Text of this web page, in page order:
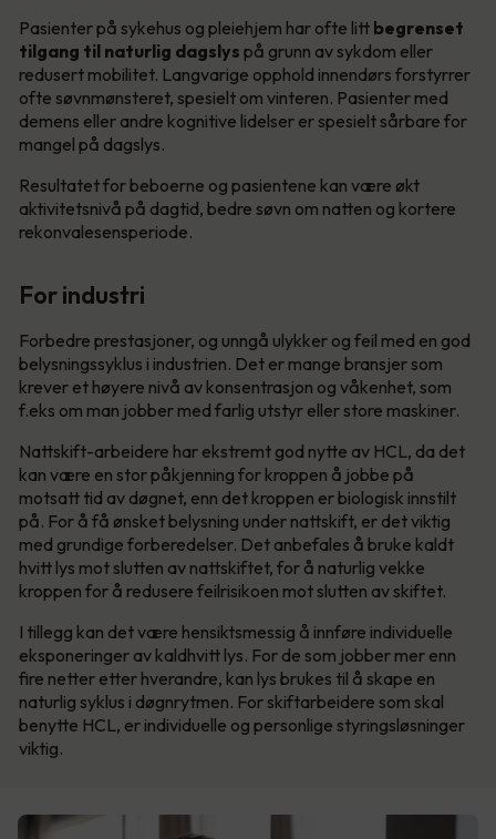
Pasienter på sykehus og pleiehjem har ofte litt begrenset
tilgang til naturlig dagslys på grunn av sykdom eller
redusert mobilitet. Langvarige opphold innendørs forstyrrer
ofte søvnmønsteret, spesielt om vinteren. Pasienter med
demens eller andre kognitive lidelser er spesielt sårbare for
mangel på dagslys.
Resultatet for beboerne og pasientene kan være økt
aktivitetsnivå på dagtid, bedre søvn om natten og kortere
rekonvalesensperiode.
For industri
Forbedre prestasjoner, og unngå ulykker og feil med en god
belysningssyklus i industrien. Det er mange bransjer som
krever et høyere nivå av konsentrasjon og våkenhet, som
f.eks om man jobber med farlig utstyr eller store maskiner.
Nattskift-arbeidere har ekstremt god nytte av HCL, da det
kan være en stor påkjenning for kroppen å jobbe på
motsatt tid av døgnet, enn det kroppen er biologisk innstilt
på. For å få ønsket belysning under nattskift, er det viktig
med grundige forberedelser. Det anbefales å bruke kaldt
hvitt lys mot slutten av nattskiftet, for å naturlig vekke
kroppen for å redusere feilrisikoen mot slutten av skiftet.
I tillegg kan det være hensiktsmessig å innføre individuelle
eksponeringer av kaldhvitt lys. For de som jobber mer enn
fire netter etter hverandre, kan lys brukes til å skape en
naturlig syklus i døgnrytmen. For skiftarbeidere som skal
benytte HCL, er individuelle og personlige styringsløsninger
viktig.